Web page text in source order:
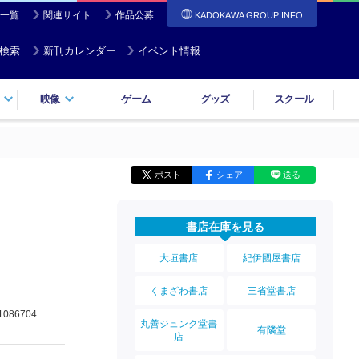
覧 関連サイト 作品公募 KADOKAWA GROUP INFO
索 新刊カレンダー イベント情報
映像 ゲーム グッズ スクール
ポスト シェア 送る
書店在庫を見る
大垣書店 紀伊國屋書店
くまざわ書店 三省堂書店
丸善ジュンク堂書
店
有隣堂